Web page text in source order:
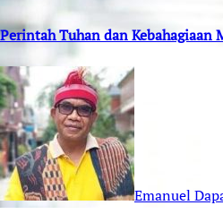
Perintah Tuhan dan Kebahagiaan
Emanuel